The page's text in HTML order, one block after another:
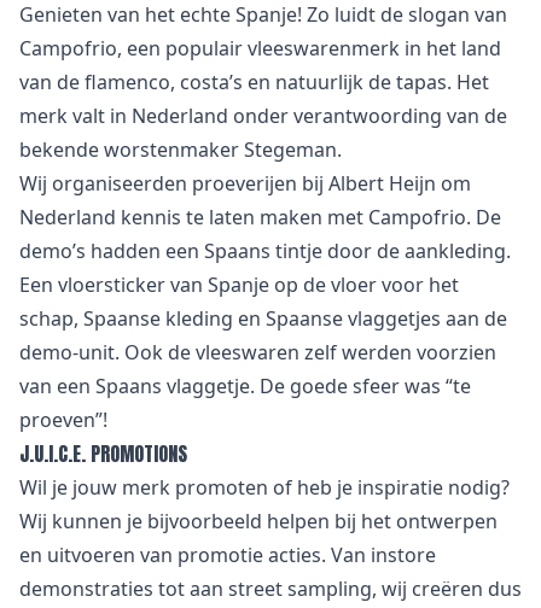
Genieten van het echte Spanje! Zo luidt de slogan van
Campofrio, een populair vleeswarenmerk in het land
van de flamenco, costa’s en natuurlijk de tapas. Het
merk valt in Nederland onder verantwoording van de
bekende worstenmaker Stegeman.
Wij organiseerden proeverijen bij Albert Heijn om
Nederland kennis te laten maken met Campofrio. De
demo’s hadden een Spaans tintje door de aankleding.
Een vloersticker van Spanje op de vloer voor het
schap, Spaanse kleding en Spaanse vlaggetjes aan de
demo-unit. Ook de vleeswaren zelf werden voorzien
van een Spaans vlaggetje. De goede sfeer was “te
proeven”!
J.U.I.C.E. PROMOTIONS
Wil je jouw merk promoten of heb je inspiratie nodig?
Wij kunnen je bijvoorbeeld helpen bij het ontwerpen
en uitvoeren van promotie acties. Van instore
demonstraties tot aan street sampling, wij creëren dus